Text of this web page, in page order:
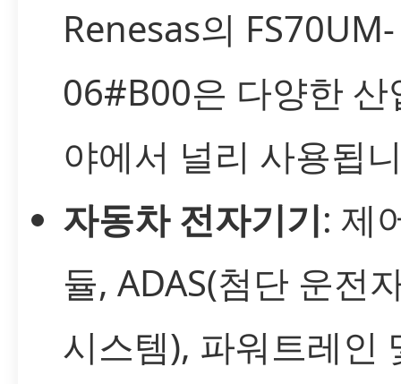
Renesas의 FS70UM-
06#B00은 다양한 산
야에서 널리 사용됩
자동차 전자기기: 제
듈, ADAS(첨단 운전
시스템), 파워트레인